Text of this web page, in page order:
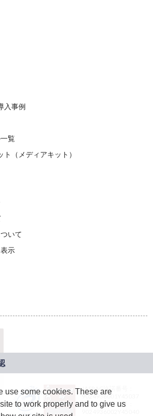
use some cookies. These are
to work properly and to give us
入事例
覧
（メディアキット）
いて
示
JASRAC許諾番号：
9024936001Y45037
JASRAC許諾番号：